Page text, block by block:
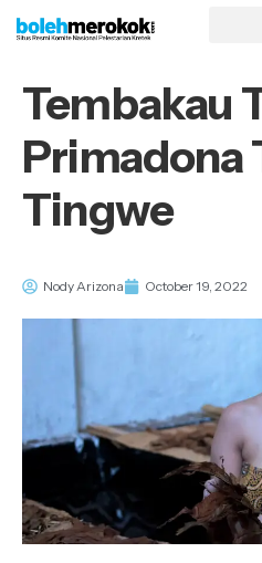
Tembakau
Primadona
Tingwe
Nody Arizona October 19, 2022